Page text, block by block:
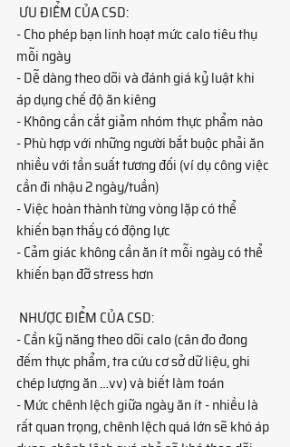
ƯU ĐIỂM CỦA CSD:
- Cho phép bạn linh hoạt mức calo tiêu thụ
mỗi ngày
- Dễ dàng theo dõi và đánh giá kỷ luật khi
áp dụng chế độ ăn kiêng
- Không cần cắt giảm nhóm thực phẩm nào
- Phù hợp với những người bắt buộc phải ăn
nhiều với tần suất tương đối (ví dụ công việc
cần đi nhậu 2 ngày/tuần)
- Việc hoàn thành từng vòng lặp có thể
khiến bạn thấy có động lực
- Cảm giác không cần ăn ít mỗi ngày có thể
khiến bạn đỡ stress hơn
NHƯỢC ĐIỂM CỦA CSD:
- Cần kỹ năng theo dõi calo (cân đo đong
đếm thực phẩm, tra cứu cơ sở dữ liệu, ghi
chép lượng ăn …vv) và biết làm toán
- Mức chênh lệch giữa ngày ăn ít - nhiều là
rất quan trọng, chênh lệch quá lớn sẽ khó áp